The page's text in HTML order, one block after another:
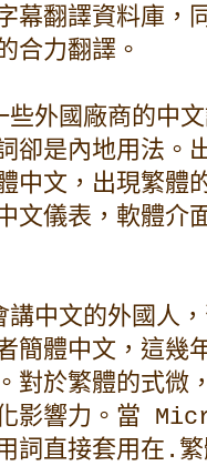
幕翻譯資料庫，
合力翻譯。
些外國廠商的中
卻是內地用法。
中文，出現繁體
文儀表，軟體介
講中文的外國人
簡體中文，這幾
對於繁體的式微
化影響力。當
詞直接套用在.